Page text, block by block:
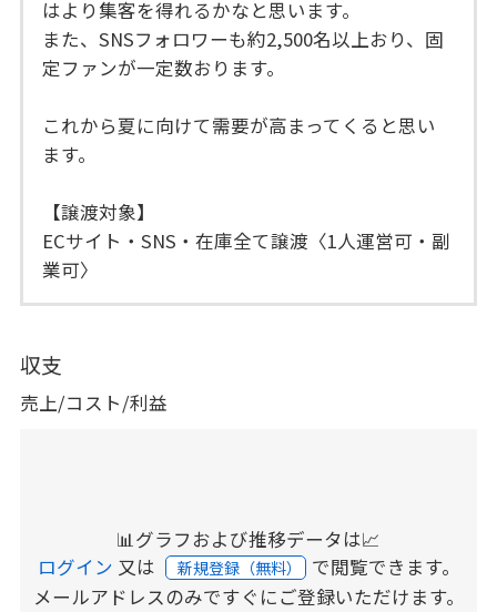
はより集客を得れるかなと思います。
また、SNSフォロワーも約2,500名以上おり、固
定ファンが一定数おります。
これから夏に向けて需要が高まってくると思い
ます。
【譲渡対象】
ECサイト・SNS・在庫全て譲渡〈1人運営可・副
業可〉
収支
売上/コスト/利益
📊グラフおよび推移データは📈
ログイン 又は 新規登録（無料） で閲覧できます。
メールアドレスのみですぐにご登録いただけます。